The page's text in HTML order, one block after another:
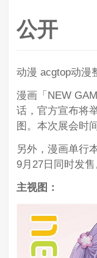
公开
动漫 acgtop动漫
漫画「NEW
话，官方宣布将
图。本次展会时
另外，漫画单行
9月27日同时发售
主视图：